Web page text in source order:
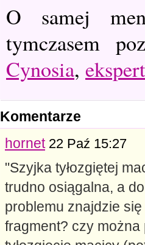
O samej
tymczasem
Cynosia,
Komentarze
hornet 22 Paź 15:27
"Szyjka tyłozgiętej
trudno osiągalna, a
problemu znajdzie
fragment? czy można